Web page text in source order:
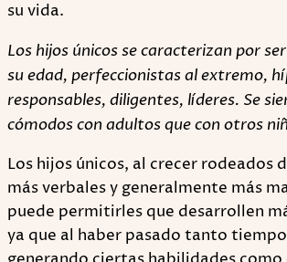
su vida.
Los hijos únicos se caracterizan por
su edad, perfeccionistas al extremo,
responsables, diligentes, líderes. Se
cómodos con adultos que con otros
Los hijos únicos, al crecer rodeados
más verbales y generalmente más
puede permitirles que desarrollen
ya que al haber pasado tanto